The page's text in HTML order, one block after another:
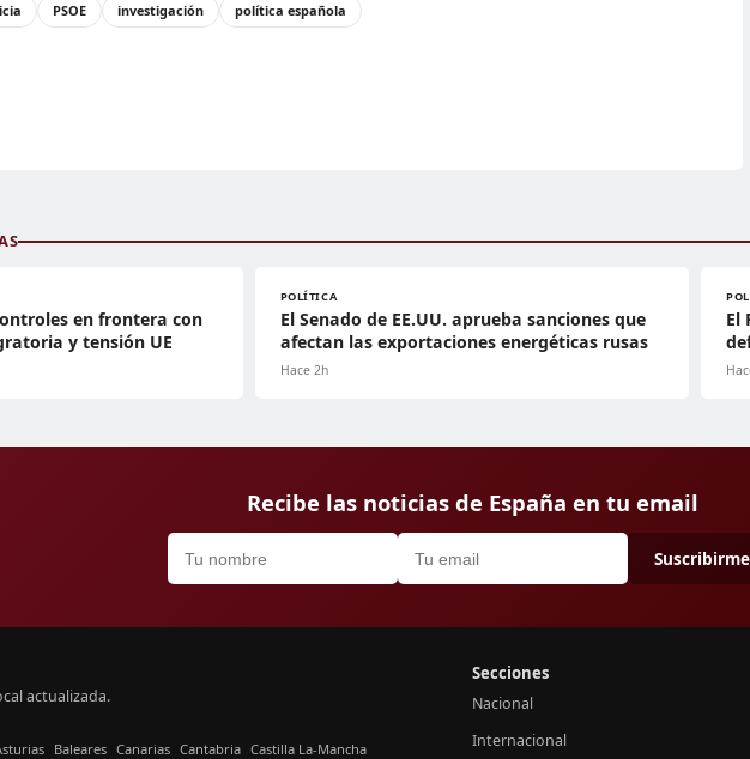
PSOE investigación política española
en frontera con
y tensión UE
POLÍTICA
El Senado de EE.UU. aprueba sanciones que
afectan las exportaciones energéticas rusas
Hace 2h
El
Recibe las noticias de España en tu email
Suscribirme
actualizada.
Baleares Canarias Cantabria Castilla La-Mancha
Secciones
Nacional
Internacional